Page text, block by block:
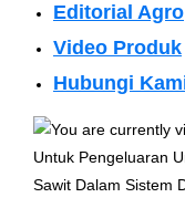
Editorial Agro
Video Produk
Hubungi